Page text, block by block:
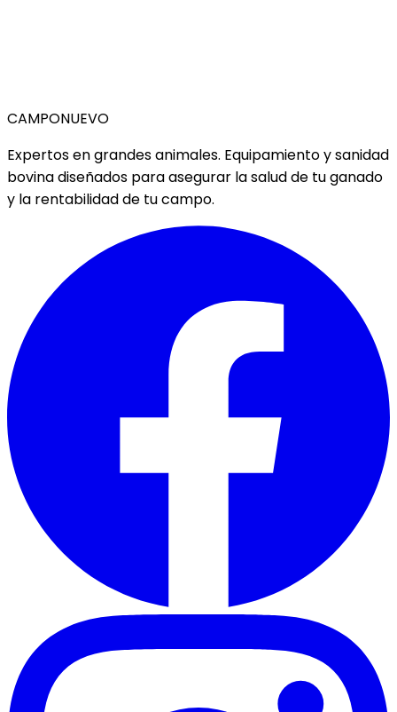
CAMPONUEVO
Expertos en grandes animales. Equipamiento y sanidad
bovina diseñados para asegurar la salud de tu ganado
y la rentabilidad de tu campo.